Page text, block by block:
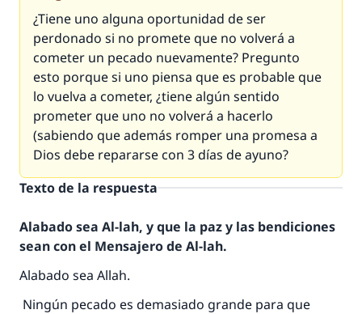
¿Tiene uno alguna oportunidad de ser
perdonado si no promete que no volverá a
cometer un pecado nuevamente? Pregunto
esto porque si uno piensa que es probable que
lo vuelva a cometer, ¿tiene algún sentido
prometer que uno no volverá a hacerlo
(sabiendo que además romper una promesa a
Dios debe repararse con 3 días de ayuno?
Texto de la respuesta
Alabado sea Al-lah, y que la paz y las bendiciones
sean con el Mensajero de Al-lah.
Alabado sea Allah.
Ningún pecado es demasiado grande para que